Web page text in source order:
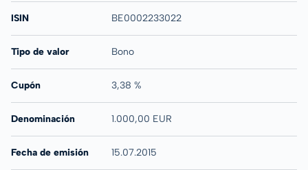
ISIN BE0002233022
Tipo de valor Bono
Cupón 3,38 %
Denominación 1.000,00 EUR
Fecha de emisión 15.07.2015